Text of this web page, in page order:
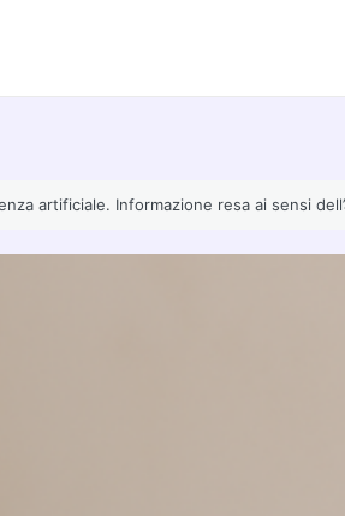
artificiale. Informazione resa ai sensi